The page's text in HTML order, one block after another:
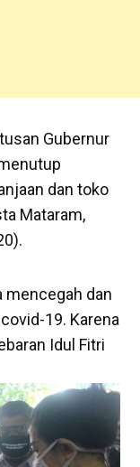
Gubernur
dan toko
Mataram,
mencegah dan
19. Karena
Idul Fitri